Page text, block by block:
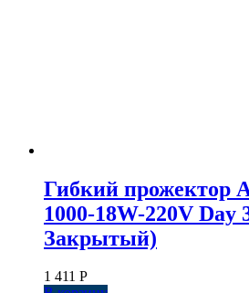
Гибкий прожектор
1000-18W-220V Day
Закрытый)
1 411 Р